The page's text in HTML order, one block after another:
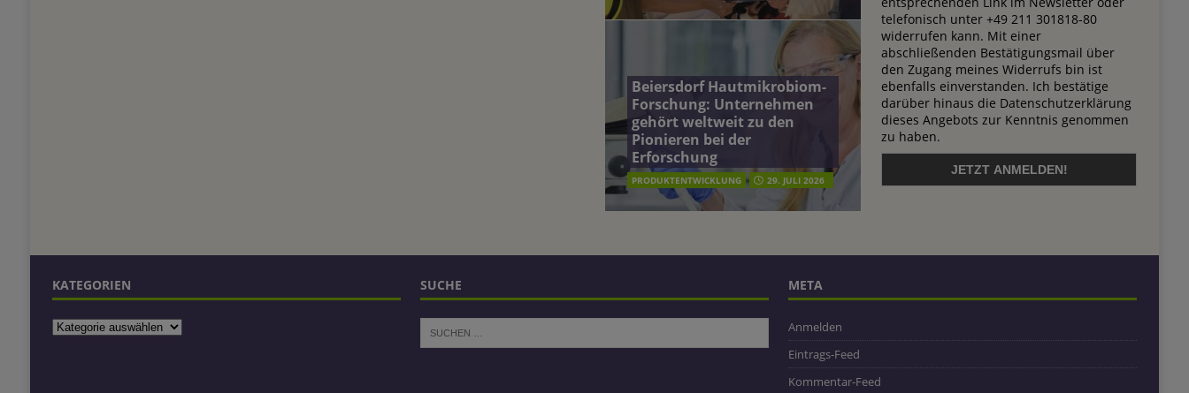
Beiersdorf Hautmikrobiom-
Forschung: Unternehmen
gehört weltweit zu den
Pionieren bei der
Erforschung
PRODUKTENTWICKLUNG 29. JULI 2026
telefonisch unter +49 211 301818-80
widerrufen kann. Mit einer
abschließenden Bestätigungsmail über
den Zugang meines Widerrufs bin ist
ebenfalls einverstanden. Ich bestätige
darüber hinaus die Datenschutzerklärung
dieses Angebots zur Kenntnis genommen
zu haben.
KATEGORIEN SUCHE META
Anmelden
Eintrags-Feed
Kommentar-Feed